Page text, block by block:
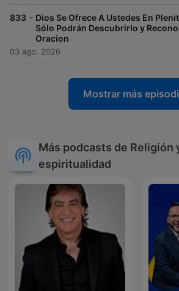
833 - Dios Se Ofrece A Ustedes En
Sólo Podrán Descubrirlo y
Oracion
03 ago. 2026
Mostrar más
Más podcasts de Religión
espiritualidad